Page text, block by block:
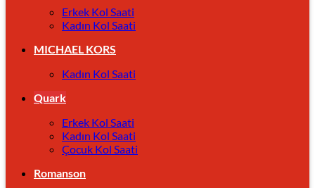
Erkek Kol Saati
Kadın Kol Saati
MICHAEL KORS
Kadın Kol Saati
Quark
Erkek Kol Saati
Kadın Kol Saati
Çocuk Kol Saati
Romanson